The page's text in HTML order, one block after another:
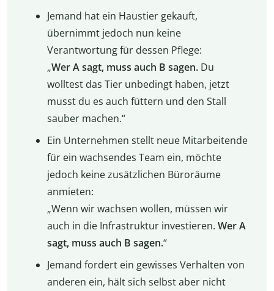
Jemand hat ein Haustier gekauft,
übernimmt jedoch nun keine
Verantwortung für dessen Pflege:
„Wer A sagt, muss auch B sagen.Du
wolltest das Tier unbedingt haben, jetzt
musst du es auch füttern und den Stall
sauber machen.“
Ein Unternehmen stellt neue Mitarbeitende
für ein wachsendes Team ein, möchte
jedoch keine zusätzlichen Büroräume
anmieten:
„Wenn wir wachsen wollen, müssen wir
auch in die Infrastruktur investieren. Wer A
sagt, muss auch B sagen.“
Jemand fordert ein gewisses Verhalten von
anderen ein, hält sich selbst aber nicht